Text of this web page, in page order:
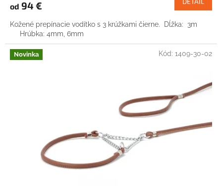
od 94 €
Kožené prepínacie vodítko s 3 krúžkami čierne. Dĺžka: 3m
Hrúbka: 4mm, 6mm
Novinka Kód: 1409-30-02